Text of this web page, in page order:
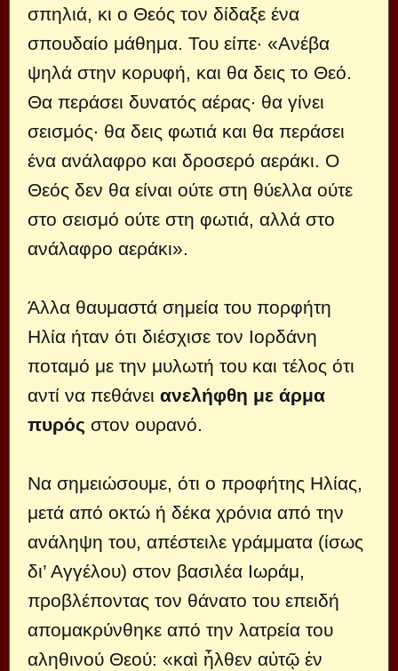
σπηλιά, κι ο Θεός τον δίδαξε ένα
σπουδαίο μάθημα. Του είπε· «Ανέβα
ψηλά στην κορυφή, και θα δεις το Θεό.
Θα περάσει δυνατός αέρας· θα γίνει
σεισμός· θα δεις φωτιά και θα περάσει
ένα ανάλαφρο και δροσερό αεράκι. Ο
Θεός δεν θα είναι ούτε στη θύελλα ούτε
στο σεισμό ούτε στη φωτιά, αλλά στο
ανάλαφρο αεράκι».
Άλλα θαυμαστά σημεία του πορφήτη
Ηλία ήταν ότι διέσχισε τον Ιορδάνη
ποταμό με την μυλωτή του και τέλος ότι
αντί να πεθάνει ανελήφθη με άρμα
πυρός στον ουρανό.
Να σημειώσουμε, ότι ο προφήτης Ηλίας,
μετά από οκτώ ή δέκα χρόνια από την
ανάληψη του, απέστειλε γράμματα (ίσως
δι’ Αγγέλου) στον βασιλέα Iωράμ,
προβλέποντας τον θάνατο του επειδή
απομακρύνθηκε από την λατρεία του
αληθινού Θεού: «καὶ ἦλθεν αὐτῷ ἐν